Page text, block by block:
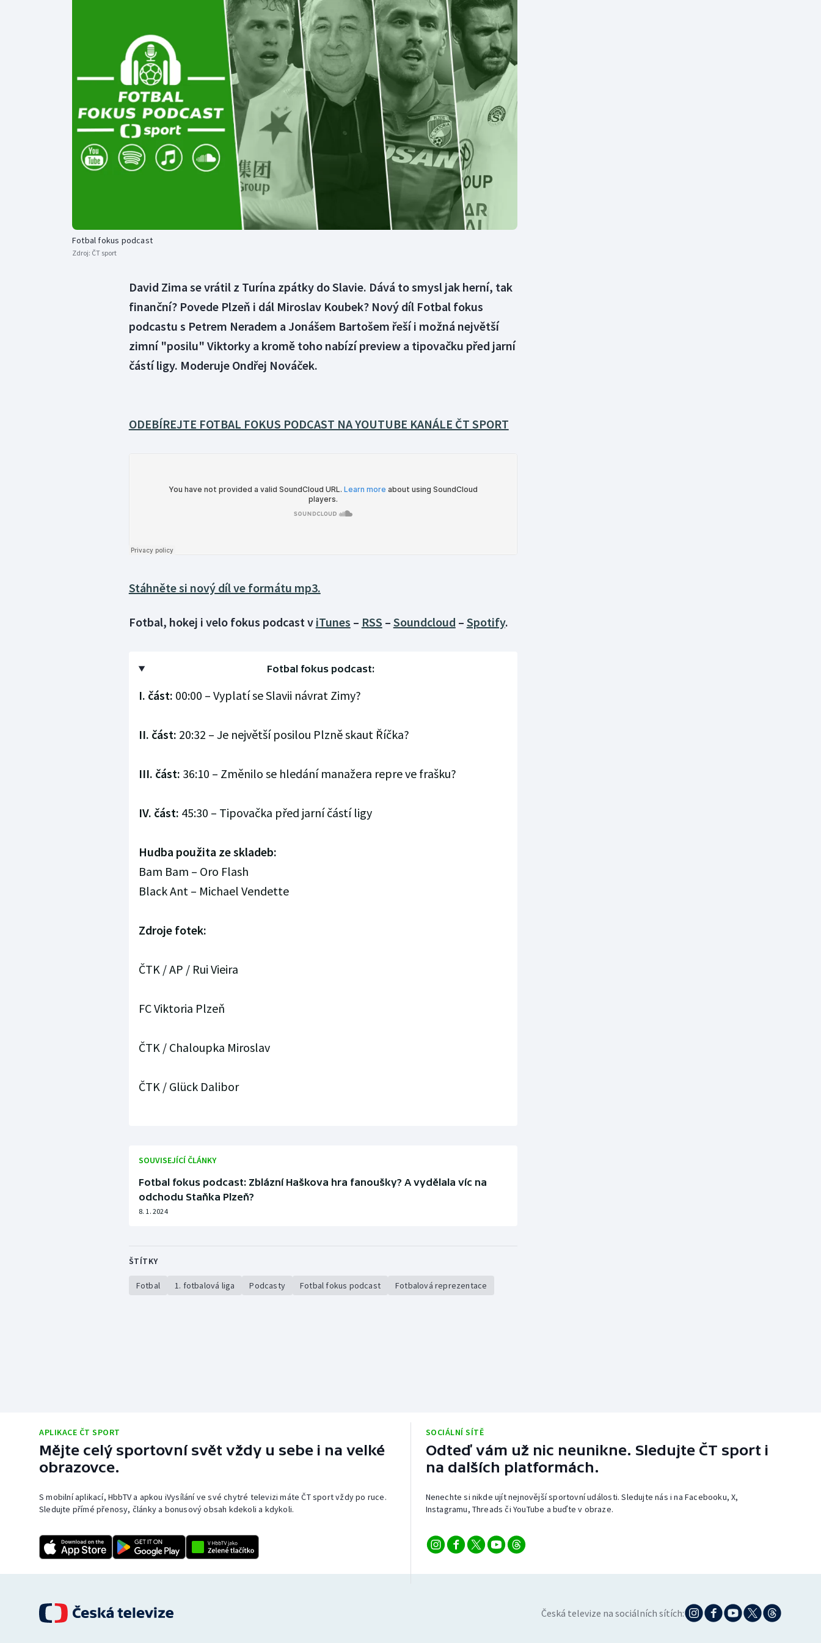
Curling
Dostihy
Golf
Gymnastika
Moderní pětiboj
Motorsport
Olympijské hry
Parasport
Plážový volejbal
Triatlon
Veslování
Vodní slalom
Volejbal
Ostatní
Fotbal fokus podcast
Zdroj: ČT sport
David Zima se vrátil z Turína zpátky do Slavie. Dává to smysl jak herní, tak
finanční? Povede Plzeň i dál Miroslav Koubek? Nový díl Fotbal fokus
podcastu s Petrem Neradem a Jonášem Bartošem řeší i možná největší
zimní "posilu" Viktorky a kromě toho nabízí preview a tipovačku před jarní
částí ligy. Moderuje Ondřej Nováček.
ODEBÍREJTE FOTBAL FOKUS PODCAST NA YOUTUBE KANÁLE ČT SPORT
Stáhněte si nový díl ve formátu mp3.
Fotbal, hokej i velo fokus podcast v iTunes – RSS – Soundcloud – Spotify.
Fotbal fokus podcast:
I. část: 00:00 – Vyplatí se Slavii návrat Zimy?
II. část: 20:32 – Je největší posilou Plzně skaut Říčka?
III. část: 36:10 – Změnilo se hledání manažera repre ve frašku?
IV. část: 45:30 – Tipovačka před jarní částí ligy
Hudba použita ze skladeb:
Bam Bam – Oro Flash
Black Ant – Michael Vendette
Zdroje fotek:
ČTK / AP / Rui Vieira
FC Viktoria Plzeň
ČTK / Chaloupka Miroslav
ČTK / Glück Dalibor
SOUVISEJÍCÍ ČLÁNKY
Fotbal fokus podcast: Zblázní Haškova hra fanoušky? A vydělala víc na
odchodu Staňka Plzeň?
8. 1. 2024
ŠTÍTKY
Fotbal 1. fotbalová liga Podcasty Fotbal fokus podcast Fotbalová reprezentace
APLIKACE ČT SPORT
Mějte celý sportovní svět vždy u sebe i na velké
obrazovce.
S mobilní aplikací, HbbTV a apkou iVysílání ve své chytré televizi máte ČT sport vždy po ruce.
Sledujte přímé přenosy, články a bonusový obsah kdekoli a kdykoli.
SOCIÁLNÍ SÍTĚ
Odteď vám už nic neunikne. Sledujte ČT sport i
na dalších platformách.
Nenechte si nikde ujít nejnovější sportovní události. Sledujte nás i na Facebooku, X,
Instagramu, Threads či YouTube a buďte v obraze.
Česká televize na sociálních sítích: